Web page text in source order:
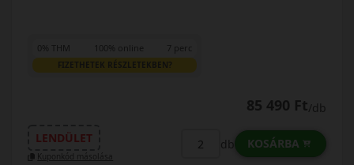
0% THM 100% online 7 perc
FIZETHETEK RÉSZLETEKBEN?
85 490 Ft/db
LENDÜLET
Kuponkód másolása
db KOSÁRBA